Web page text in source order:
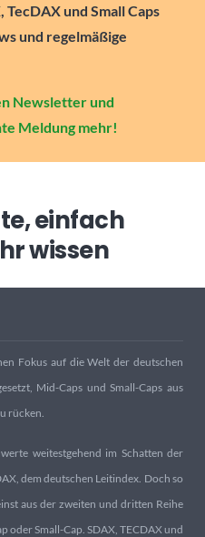
und Small Caps
und regelmäßige
Newsletter und
Meldung mehr!
einfach
wissen
Fokus auf die Welt der deutschen
Mid-Caps und Small-Caps aus
rücken.
weitestgehend im Schatten der
dem deutschen Leitindex. Doch so
aus der zweiten und dritten Reihe
oder Small-Cap. SDAX, TECDAX und